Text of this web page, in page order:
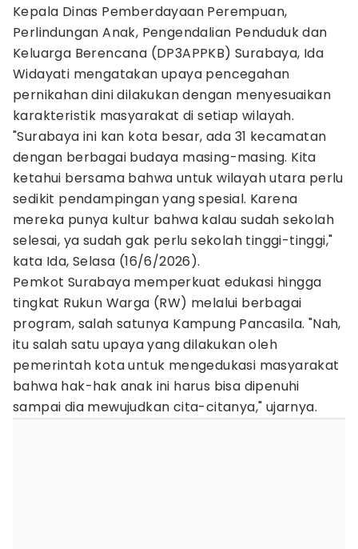
Kepala Dinas Pemberdayaan Perempuan,
Perlindungan Anak, Pengendalian Penduduk dan
Keluarga Berencana (DP3APPKB) Surabaya, Ida
Widayati mengatakan upaya pencegahan
pernikahan dini dilakukan dengan menyesuaikan
karakteristik masyarakat di setiap wilayah.
"Surabaya ini kan kota besar, ada 31 kecamatan
dengan berbagai budaya masing-masing. Kita
ketahui bersama bahwa untuk wilayah utara perlu
sedikit pendampingan yang spesial. Karena
mereka punya kultur bahwa kalau sudah sekolah
selesai, ya sudah gak perlu sekolah tinggi-tinggi,"
kata Ida, Selasa (16/6/2026).
Pemkot Surabaya memperkuat edukasi hingga
tingkat Rukun Warga (RW) melalui berbagai
program, salah satunya Kampung Pancasila. "Nah,
itu salah satu upaya yang dilakukan oleh
pemerintah kota untuk mengedukasi masyarakat
bahwa hak-hak anak ini harus bisa dipenuhi
sampai dia mewujudkan cita-citanya," ujarnya.